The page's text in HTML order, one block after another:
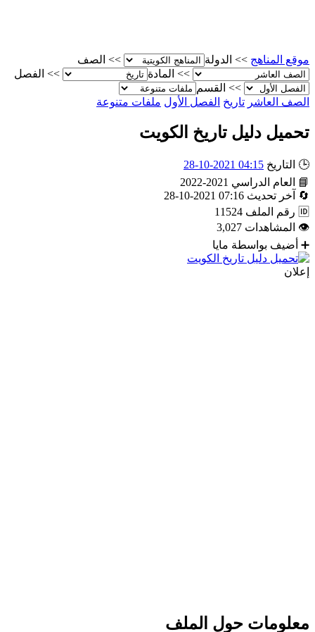
موقع المناهج >> الدولة >>
الصف
>>
المادة >>
الفصل
>>
القسم
الصف العاشر تاريخ الفصل الأول ملفات متنوعة
تحميل دليل تاريخ الكويت
🕒 التاريخ 04:15 2021-10-28
📘
العام الدراسي 2021-2022
🔄
آخر تحديث 07:16 2021-10-28
🆔 رقم الملف 11524
👁
المشاهدات 3,027
➕
أضيف بواسطة مايا
إعلان
معلومات حول الملف